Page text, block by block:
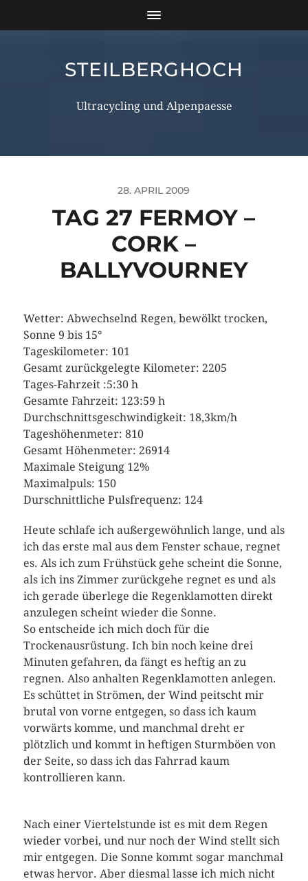
STEILBERGHOCH
Ultracycling und Alpenpaesse
28. APRIL 2009
TAG 27 FERMOY –
CORK –
BALLYVOURNEY
Wetter: Abwechselnd Regen, bewölkt trocken,
Sonne 9 bis 15°
Tageskilometer: 101
Gesamt zurückgelegte Kilometer: 2205
Tages-Fahrzeit :5:30 h
Gesamte Fahrzeit: 123:59 h
Durchschnittsgeschwindigkeit: 18,3km/h
Tageshöhenmeter: 810
Gesamt Höhenmeter: 26914
Maximale Steigung 12%
Maximalpuls: 150
Durschnittliche Pulsfrequenz: 124
Heute schlafe ich außergewöhnlich lange, und als
ich das erste mal aus dem Fenster schaue, regnet
es. Als ich zum Frühstück gehe scheint die Sonne,
als ich ins Zimmer zurückgehe regnet es und als
ich gerade überlege die Regenklamotten direkt
anzulegen scheint wieder die Sonne.
So entscheide ich mich doch für die
Trockenausrüstung. Ich bin noch keine drei
Minuten gefahren, da fängt es heftig an zu
regnen. Also anhalten Regenklamotten anlegen.
Es schüttet in Strömen, der Wind peitscht mir
brutal von vorne entgegen, so dass ich kaum
vorwärts komme, und manchmal dreht er
plötzlich und kommt in heftigen Sturmböen von
der Seite, so dass ich das Fahrrad kaum
kontrollieren kann.
Nach einer Viertelstunde ist es mit dem Regen
wieder vorbei, und nur noch der Wind stellt sich
mir entgegen. Die Sonne kommt sogar manchmal
etwas hervor. Aber diesmal lasse ich mich nicht